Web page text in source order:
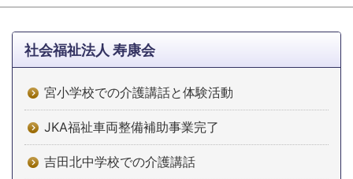
社会福祉法人 寿康会
宮小学校での介護講話と体験活動
JKA福祉車両整備補助事業完了
吉田北中学校での介護講話